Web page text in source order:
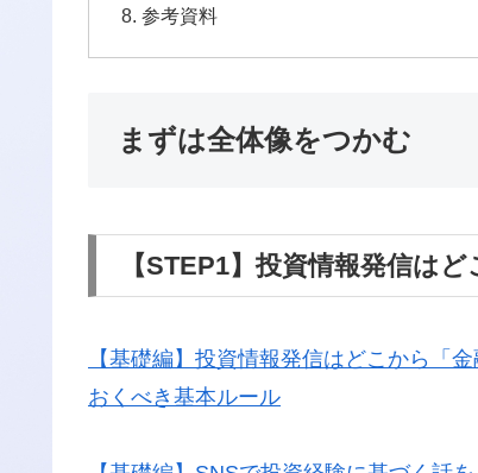
参考資料
まずは全体像をつかむ
【STEP1】投資情報発信は
【基礎編】投資情報発信はどこから「
おくべき基本ルール